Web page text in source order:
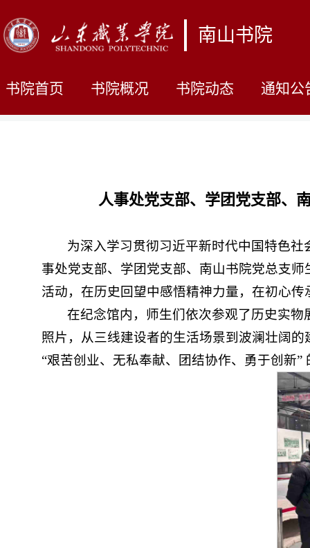
南山书院
书院首页 书院概况 书院动态 通知公
人事处党支部、学团党支部、
为深入学习贯彻习近平新时代中国特色
事处党支部、学团党支部、南山书院党总支师
活动，在历史回望中感悟精神力量，在初心传
在纪念馆内，师生们依次参观了历史实
照片，从三线建设者的生活场景到波澜壮阔
“艰苦创业、无私奉献、团结协作、勇于创新